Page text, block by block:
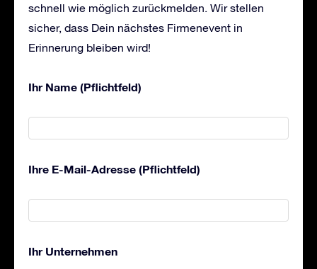
schnell wie möglich zurückmelden. Wir stellen
sicher, dass Dein nächstes Firmenevent in
Erinnerung bleiben wird!
Ihr Name (Pflichtfeld)
Ihre E-Mail-Adresse (Pflichtfeld)
Ihr Unternehmen